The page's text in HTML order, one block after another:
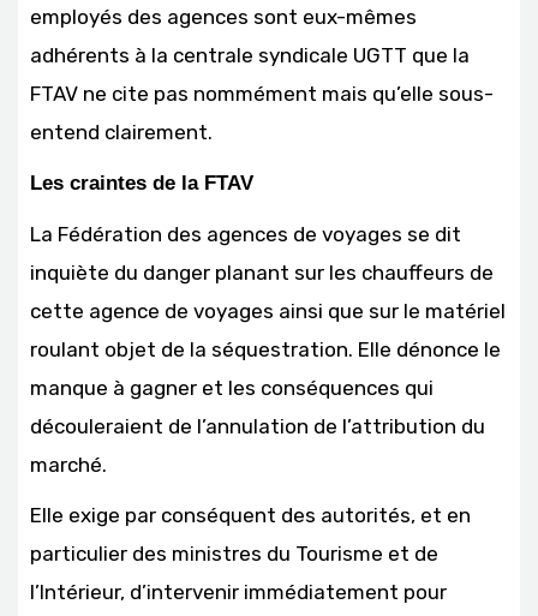
employés des agences sont eux-mêmes
adhérents à la centrale syndicale UGTT que la
FTAV ne cite pas nommément mais qu’elle sous-
entend clairement.
Les craintes de la FTAV
La Fédération des agences de voyages se dit
inquiète du danger planant sur les chauffeurs de
cette agence de voyages ainsi que sur le matériel
roulant objet de la séquestration. Elle dénonce le
manque à gagner et les conséquences qui
découleraient de l’annulation de l’attribution du
marché.
Elle exige par conséquent des autorités, et en
particulier des ministres du Tourisme et de
l’Intérieur, d’intervenir immédiatement pour